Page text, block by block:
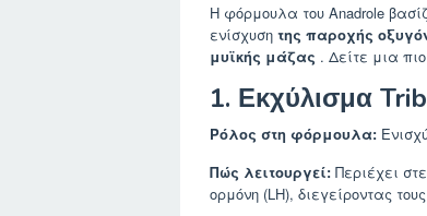
Η φόρμουλα του Anadrole
ενίσχυση της παροχής
μυϊκής μάζας . Δείτε μια
1. Εκχύλισμα
Ρόλος στη φόρμουλα:
Πώς λειτουργεί: Περιέχει
ορμόνη (LH), διεγείροντας